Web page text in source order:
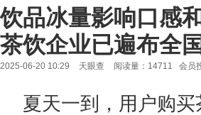
饮品冰量影响口感
茶饮企业已遍布全国
2025-06-20 10:29 天眼查 阅读量：14711 会员
夏天一到，用户购